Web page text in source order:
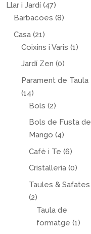
Llar i Jardí (47)
Barbacoes (8)
Casa (21)
Coixins i Varis (1)
Jardí Zen (0)
Parament de Taula
(14)
Bols (2)
Bols de Fusta de
Mango (4)
Cafè i Te (6)
Cristalleria (0)
Taules & Safates
(2)
Taula de
formatge (1)